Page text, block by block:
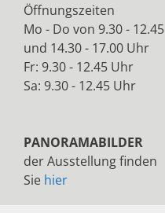
Öffnungszeiten
Mo - Do von 9.30 - 12.45
und 14.30 - 17.00 Uhr
Fr: 9.30 - 12.45 Uhr
Sa: 9.30 - 12.45 Uhr
PANORAMABILDER
der Ausstellung finden
Sie hier